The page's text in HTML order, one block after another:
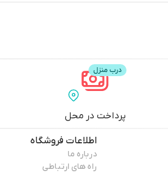
پرداخت در محل
اطلاعات فروشگاه
درباره ما
راه های ارتباطی